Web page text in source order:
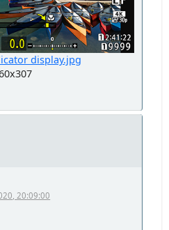
display.jpg
20:09:00